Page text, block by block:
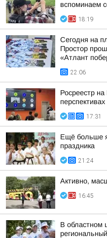
вспоминаем
18:19
Сегодня на
Простор
«Атлант
22:06
Росреестр на
17:31
Ещё больше
праздника
21:24
Активно,
16:45
В областном